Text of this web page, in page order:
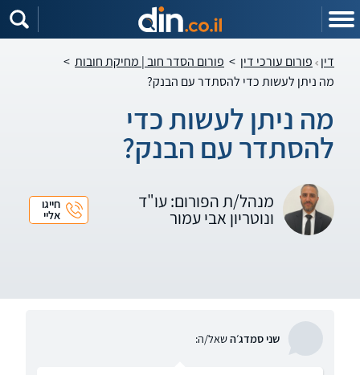
דין פורום עורכי דין > פורום הסדר חוב | מחיקת חובות >
מה ניתן לעשות כדי להסתדר עם הבנק?
מה ניתן לעשות כדי
להסתדר עם הבנק?
מנהל/ת הפורום: עו"ד
ונוטריון אבי עמור
חייגו
אליי
שני סמדג׳השאל/ה: